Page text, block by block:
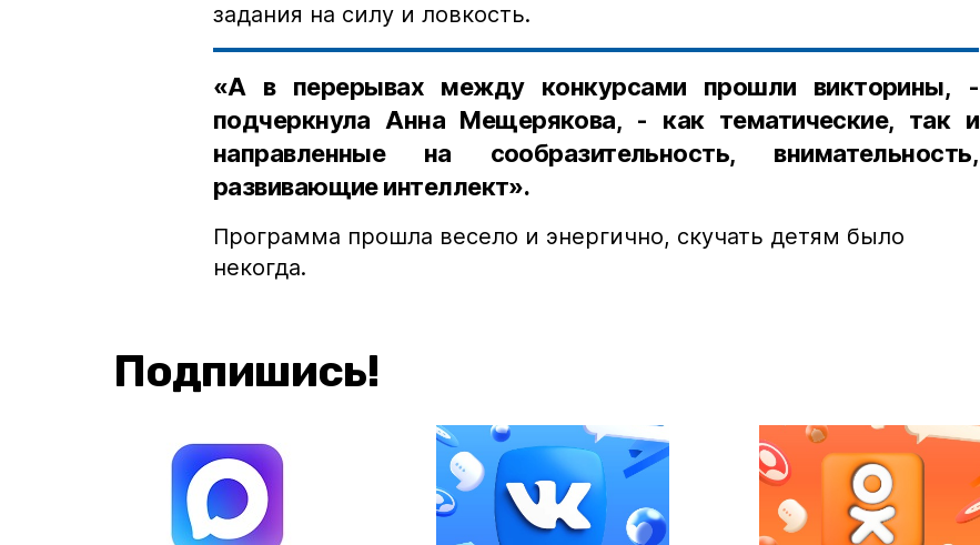
задания на силу и ловкость.
«А в перерывах между конкурсами прошли викторины, -
подчеркнула Анна Мещерякова, - как тематические, так и
направленные на сообразительность, внимательность,
развивающие интеллект».
Программа прошла весело и энергично, скучать детям было
некогда.
Подпишись!